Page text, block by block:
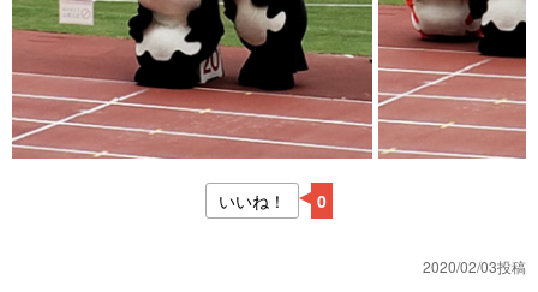
いいね！ 0
2020/02/03投稿